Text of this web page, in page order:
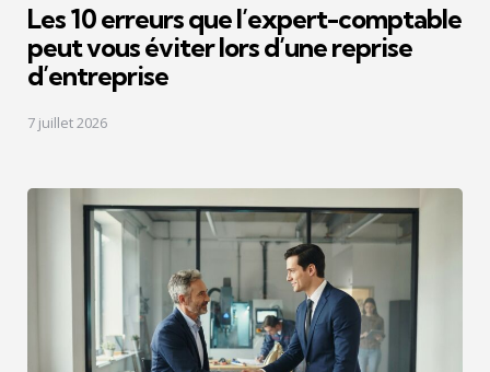
Les 10 erreurs que l’expert-comptable
peut vous éviter lors d’une reprise
d’entreprise
7 juillet 2026